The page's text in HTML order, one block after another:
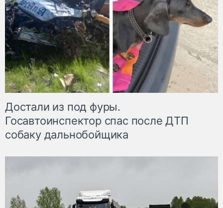
Достали из под фуры.
Госавтоинспектор спас после ДТП
собаку дальнобойщика